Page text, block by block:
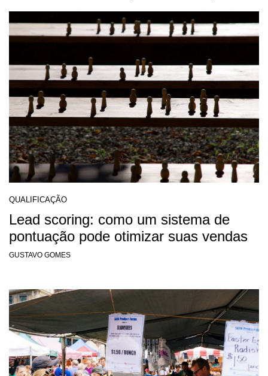
QUALIFICAÇÃO
Lead scoring: como um sistema de
pontuação pode otimizar suas vendas
GUSTAVO GOMES